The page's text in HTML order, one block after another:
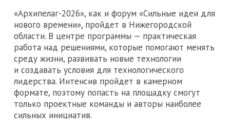
«Архипелаг-2026», как и форум «Сильные идеи для
нового времени», пройдет в Нижегородской
области. В центре программы — практическая
работа над решениями, которые помогают менять
среду жизни, развивать новые технологии
и создавать условия для технологического
лидерства. Интенсив пройдет в камерном
формате, поэтому попасть на площадку смогут
только проектные команды и авторы наиболее
сильных инициатив.